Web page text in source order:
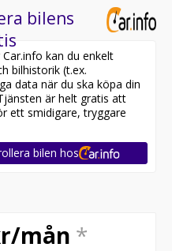
bilens
kan du enkelt
bilhistorik (t.ex.
data när du ska köpa din
är helt gratis att
ett smidigare, tryggare
bilen hos
mån *